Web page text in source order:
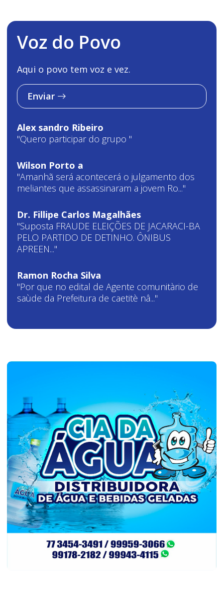
Voz do Povo
Aqui o povo tem voz e vez.
Enviar
Alex sandro Ribeiro
"Quero participar do grupo "
Wilson Porto a
"Amanhã será acontecerá o julgamento dos
meliantes que assassinaram a jovem Ro..."
Dr. Fillipe Carlos Magalhães
"Suposta FRAUDE ELEIÇÕES DE JACARACI-BA
PELO PARTIDO DE DETINHO. ÔNIBUS
APREEN..."
Ramon Rocha Silva
"Por que no edital de Agente comunitàrio de
saùde da Prefeitura de caetitè nâ..."